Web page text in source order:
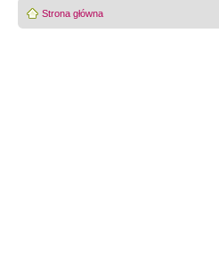
Strona główna